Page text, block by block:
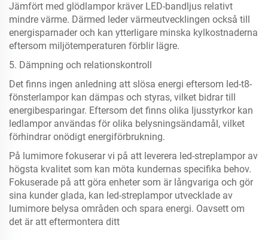
Jämfört med glödlampor kräver LED-bandljus relativt
mindre värme. Därmed leder värmeutvecklingen också till
energisparnader och kan ytterligare minska kylkostnaderna
eftersom miljötemperaturen förblir lägre.
5. Dämpning och relationskontroll
Det finns ingen anledning att slösa energi eftersom led-t8-
fönsterlampor kan dämpas och styras, vilket bidrar till
energibesparingar. Eftersom det finns olika ljusstyrkor kan
ledlampor användas för olika belysningsändamål, vilket
förhindrar onödigt energiförbrukning.
På lumimore fokuserar vi på att leverera led-streplampor av
högsta kvalitet som kan möta kundernas specifika behov.
Fokuserade på att göra enheter som är långvariga och gör
sina kunder glada, kan led-streplampor utvecklade av
lumimore belysa områden och spara energi. Oavsett om
det är att eftermontera ditt